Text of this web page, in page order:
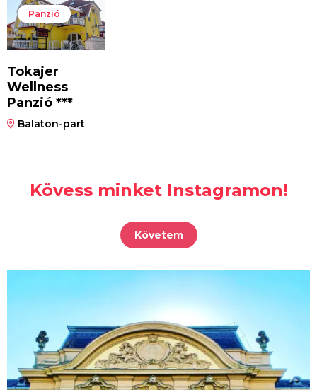
Panzió
Tokajer
Wellness
Panzió ***
Balaton-part
Kövess minket Instagramon!
Követem